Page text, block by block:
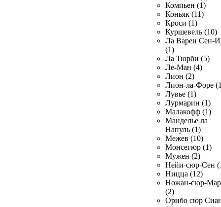
Компьен (1)
Коньяк (11)
Кроси (1)
Куршевель (10)
Ла Варен Сен-
(1)
Ла Тюрби (5)
Ле-Ман (4)
Лион (2)
Лион-ла-Форе
Лувье (1)
Лурмарин (1)
Малакофф (1)
Манделье ла
Напуль (1)
Межев (10)
Монсегюр (1)
Мужен (2)
Нейи-сюр-Сен
Ницца (12)
Ножан-сюр-
(2)
Орибо сюр